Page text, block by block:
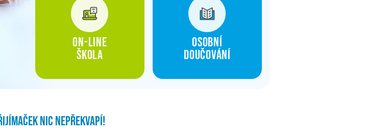
on-line
škola
osobní
doučování
nic nepřekvapí!